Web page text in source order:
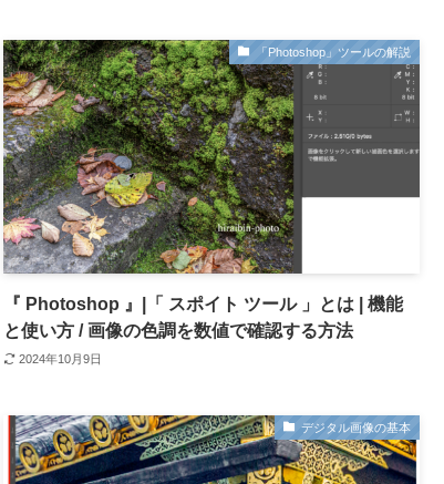
「Photoshop」ツールの解説
『 Photoshop 』|「 スポイト ツール 」とは | 機能
と使い方 / 画像の色調を数値で確認する方法
2024年10月9日
デジタル画像の基本